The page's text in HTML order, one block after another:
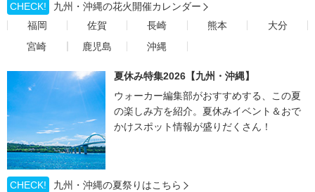
CHECK!
九州・沖縄の花火開催カレンダー
福岡
佐賀 長崎 熊本
大分
宮崎
鹿児島 沖縄
夏休み特集2026【九州・沖縄】
ウォーカー編集部がおすすめする、この夏
の楽しみ方を紹介。夏休みイベント＆おで
かけスポット情報が盛りだくさん！
CHECK!
九州・沖縄の夏祭りはこちら